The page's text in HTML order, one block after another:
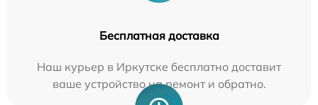
Бесплатная доставка
Наш курьер в Иркутске бесплатно доставит
ваше устройство на ремонт и обратно.